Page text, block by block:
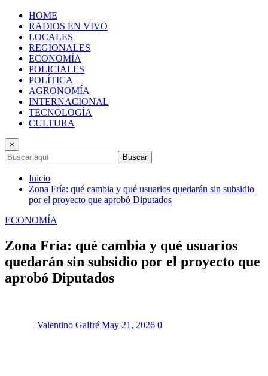
HOME
RADIOS EN VIVO
LOCALES
REGIONALES
ECONOMÍA
POLICIALES
POLÍTICA
AGRONOMÍA
INTERNACIONAL
TECNOLOGÍA
CULTURA
×
Buscar
Inicio
Zona Fría: qué cambia y qué usuarios quedarán sin subsidio
por el proyecto que aprobó Diputados
ECONOMÍA
Zona Fría: qué cambia y qué usuarios
quedarán sin subsidio por el proyecto que
aprobó Diputados
Valentino Galfré May 21, 2026 0